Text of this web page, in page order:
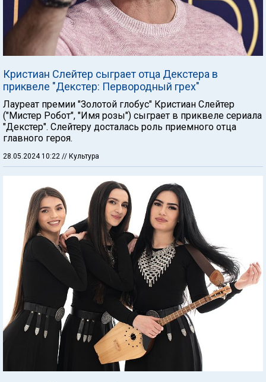
Кристиан Слейтер сыграет отца Декстера в
приквеле "Декстер: Первородный грех"
Лауреат премии "Золотой глобус" Кристиан Слейтер
("Мистер Робот", "Имя розы") сыграет в приквеле сериала
"Декстер". Слейтеру досталась роль приемного отца
главного героя.
28.05.2024 10:22 // Культура